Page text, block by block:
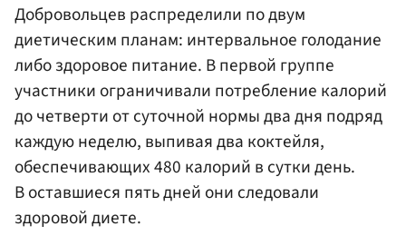
Добровольцев распределили по двум
диетическим планам: интервальное голодание
либо здоровое питание. В первой группе
участники ограничивали потребление калорий
до четверти от суточной нормы два дня подряд
каждую неделю, выпивая два коктейля,
обеспечивающих 480 калорий в сутки день.
В оставшиеся пять дней они следовали
здоровой диете.